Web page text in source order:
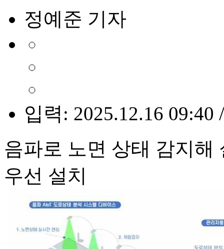
정예준 기자
입력: 2025.12.16 09:40
음파로 노면 상태 감지해
우선 설치